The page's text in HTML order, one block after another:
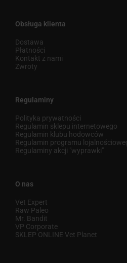
Obsługa klienta
Dostawa
Płatności
Kontakt z nami
Zwroty
Regulaminy
Polityka prywatności
Regulamin sklepu internetowego
Regulamin klubu hodowców
Regulamin programu
Regulaminy akcji "wyprawki"
O nas
Vet Expert
Raw Paleo
Mr. Bandit
VP Corporate
SKLEP ONLINE Vet Planet